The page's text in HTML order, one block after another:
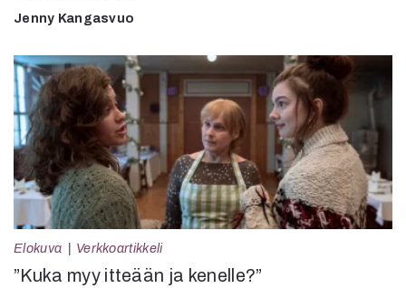
Jenny Kangasvuo
Elokuva Verkkoartikkeli
”Kuka myy itteään ja kenelle?”